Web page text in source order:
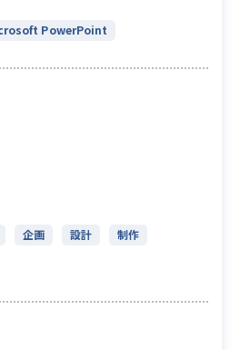
PowerPoint
企画 設計
制作